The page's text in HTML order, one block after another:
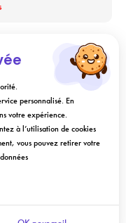
personnalisé. En
votre expérience.
à l’utilisation de cookies
vous pouvez retirer votre